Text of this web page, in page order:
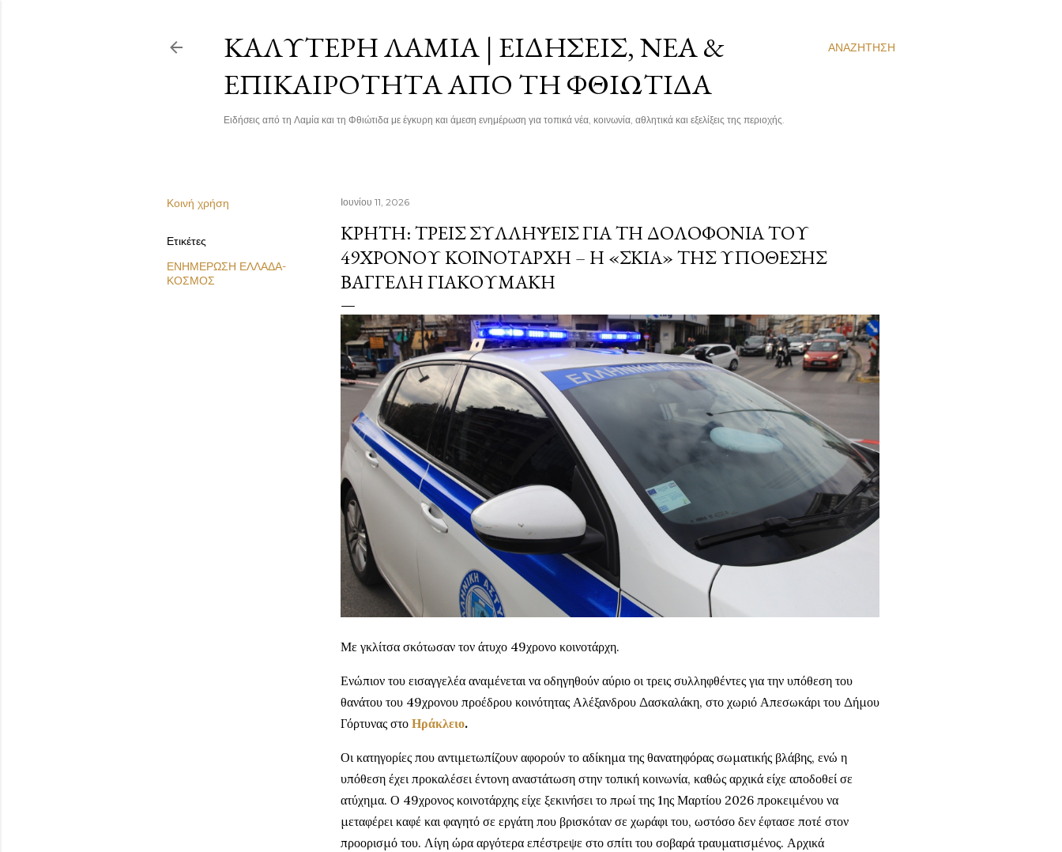
ΑΝΑΖΉΤΗΣΗ
ΚΑΛΎΤΕΡΗ ΛΑΜΊΑ | ΕΙΔΉΣΕΙΣ, ΝΈΑ &
ΕΠΙΚΑΙΡΌΤΗΤΑ ΑΠΌ ΤΗ ΦΘΙΏΤΙΔΑ
Ειδήσεις από τη Λαμία και τη Φθιώτιδα με έγκυρη και άμεση ενημέρωση για τοπικά νέα, κοινωνία, αθλητικά και εξελίξεις της περιοχής.
Κοινή χρήση
Ετικέτες
ΕΝΗΜΕΡΩΣΗ ΕΛΛΑΔΑ-
ΚΟΣΜΟΣ
Ιουνίου 11, 2026
ΚΡΉΤΗ: ΤΡΕΙΣ ΣΥΛΛΉΨΕΙΣ ΓΙΑ ΤΗ ΔΟΛΟΦΟΝΊΑ ΤΟΥ
49ΧΡΟΝΟΥ ΚΟΙΝΟΤΆΡΧΗ – Η «ΣΚΙΆ» ΤΗΣ ΥΠΌΘΕΣΗΣ
ΒΑΓΓΈΛΗ ΓΙΑΚΟΥΜΆΚΗ
Με γκλίτσα σκότωσαν τον άτυχο 49χρονο κοινοτάρχη.
Ενώπιον του εισαγγελέα αναμένεται να οδηγηθούν αύριο οι τρεις συλληφθέντες για την υπόθεση του
θανάτου του 49χρονου προέδρου κοινότητας Αλέξανδρου Δασκαλάκη, στο χωριό Απεσωκάρι του Δήμου
Γόρτυνας στο Ηράκλειο.
Οι κατηγορίες που αντιμετωπίζουν αφορούν το αδίκημα της θανατηφόρας σωματικής βλάβης, ενώ η
υπόθεση έχει προκαλέσει έντονη αναστάτωση στην τοπική κοινωνία, καθώς αρχικά είχε αποδοθεί σε
ατύχημα. Ο 49χρονος κοινοτάρχης είχε ξεκινήσει το πρωί της 1ης Μαρτίου 2026 προκειμένου να
μεταφέρει καφέ και φαγητό σε εργάτη που βρισκόταν σε χωράφι του, ωστόσο δεν έφτασε ποτέ στον
προορισμό του. Λίγη ώρα αργότερα επέστρεψε στο σπίτι του σοβαρά τραυματισμένος. Αρχικά